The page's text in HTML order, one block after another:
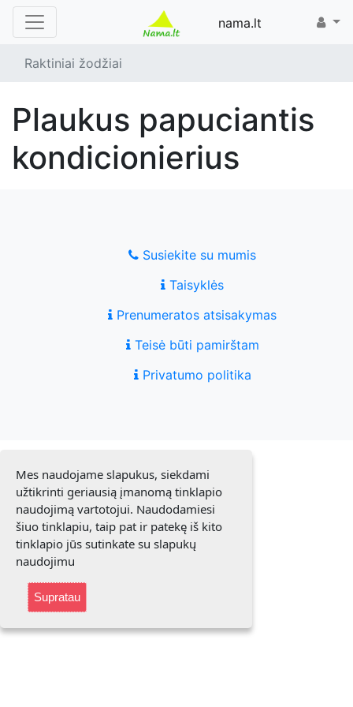
nama.lt
Raktiniai žodžiai
plaukus papuciantis
kondicionierius
Susiekite su mumis
Taisyklės
Prenumeratos atsisakymas
Teisė būti pamirštam
Privatumo politika
Mes naudojame slapukus, siekdami
užtikrinti geriausią įmanomą tinklapio
naudojimą vartotojui. Naudodamiesi
šiuo tinklapiu, taip pat ir patekę iš kito
tinklapio jūs sutinkate su slapukų
naudojimu
Supratau